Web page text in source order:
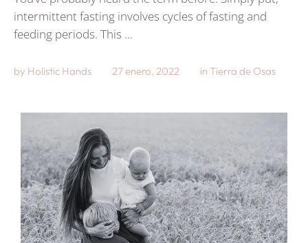
intermittent fasting involves cycles of fasting and
feeding periods. This …
by Holistic Hands 27 enero, 2022 in Tierra de Osas